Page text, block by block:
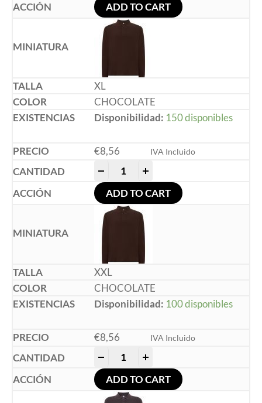
ADD TO CART
XL
CHOCOLATE
Disponibilidad: 150 disponibles
€8,56 IVA Incluido
ADD TO CART
XXL
CHOCOLATE
Disponibilidad: 100 disponibles
€8,56 IVA Incluido
ADD TO CART